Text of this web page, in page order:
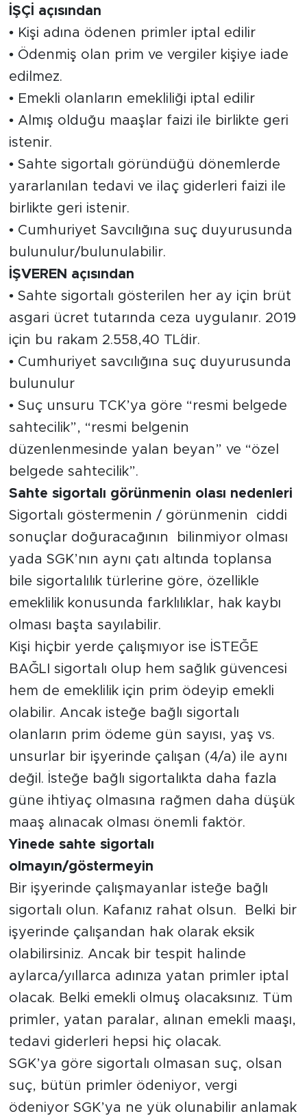
İŞÇİ açısından
• Kişi adına ödenen primler iptal edilir
• Ödenmiş olan prim ve vergiler kişiye iade
edilmez.
• Emekli olanların emekliliği iptal edilir
• Almış olduğu maaşlar faizi ile birlikte geri
istenir.
• Sahte sigortalı göründüğü dönemlerde
yararlanılan tedavi ve ilaç giderleri faizi ile
birlikte geri istenir.
• Cumhuriyet Savcılığına suç duyurusunda
bulunulur/bulunulabilir.
İŞVEREN açısından
• Sahte sigortalı gösterilen her ay için brüt
asgari ücret tutarında ceza uygulanır. 2019
için bu rakam 2.558,40 TL´dir.
• Cumhuriyet savcılığına suç duyurusunda
bulunulur
• Suç unsuru TCK’ya göre “resmi belgede
sahtecilik”, “resmi belgenin
düzenlenmesinde yalan beyan” ve “özel
belgede sahtecilik”.
Sahte sigortalı görünmenin olası nedenleri
Sigortalı göstermenin / görünmenin ciddi
sonuçlar doğuracağının bilinmiyor olması
yada SGK’nın aynı çatı altında toplansa
bile sigortalılık türlerine göre, özellikle
emeklilik konusunda farklılıklar, hak kaybı
olması başta sayılabilir.
Kişi hiçbir yerde çalışmıyor ise İSTEĞE
BAĞLI sigortalı olup hem sağlık güvencesi
hem de emeklilik için prim ödeyip emekli
olabilir. Ancak isteğe bağlı sigortalı
olanların prim ödeme gün sayısı, yaş vs.
unsurlar bir işyerinde çalışan (4/a) ile aynı
değil. İsteğe bağlı sigortalıkta daha fazla
güne ihtiyaç olmasına rağmen daha düşük
maaş alınacak olması önemli faktör.
Yinede sahte sigortalı
olmayın/göstermeyin
Bir işyerinde çalışmayanlar isteğe bağlı
sigortalı olun. Kafanız rahat olsun. Belki bir
işyerinde çalışandan hak olarak eksik
olabilirsiniz. Ancak bir tespit halinde
aylarca/yıllarca adınıza yatan primler iptal
olacak. Belki emekli olmuş olacaksınız. Tüm
primler, yatan paralar, alınan emekli maaşı,
tedavi giderleri hepsi hiç olacak.
SGK’ya göre sigortalı olmasan suç, olsan
suç, bütün primler ödeniyor, vergi
ödeniyor SGK’ya ne yük olunabilir anlamak